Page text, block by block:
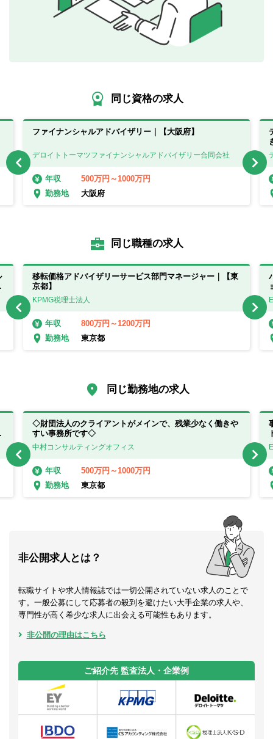
同じ資格の求人
ファイナンシャルアドバイザリー｜【大阪府】
デロイトトーマツファイナンシャルアドバイザリー合同会社
年収
500万円～1000万円
勤務地
大阪府
同じ職種の求人
移転価格アドバイザリーサービス部門マネージャー｜【東
京都】
KPMG税理士法人
年収
800万円～1200万円
勤務地
東京都
同じ勤務地の求人
◇財団法人のクライアントがメインで、残業少なく働きや
すい事務所です◇
中村コンサルティングオフィス
年収
500万円～1000万円
勤務地
東京都
非公開求人とは？
転職サイトや求人情報誌では一切公開されていない求人のことで
す。一般公募にして応募者の殺到を避けたい大手企業の求人や、
専門性が高く希少な求人に出会える可能性もあります。
非公開の理由はこちら
ご紹介先 監査法人・企業例